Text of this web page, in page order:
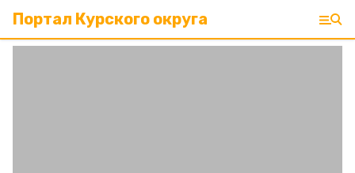
Портал Курского округа